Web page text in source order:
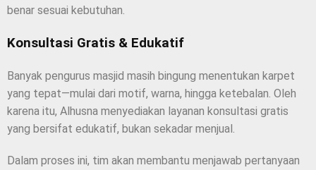
benar sesuai kebutuhan.
Konsultasi Gratis & Edukatif
Banyak pengurus masjid masih bingung menentukan karpet
yang tepat—mulai dari motif, warna, hingga ketebalan. Oleh
karena itu, Alhusna menyediakan layanan konsultasi gratis
yang bersifat edukatif, bukan sekadar menjual.
Dalam proses ini, tim akan membantu menjawab pertanyaan